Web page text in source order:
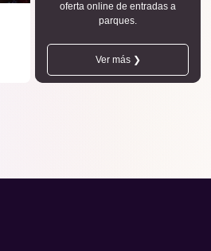
oferta online de entradas a
parques.
Ver más ❯